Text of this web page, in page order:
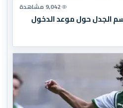
9,042 مشاهدة
الجدل حول موعد الدخول